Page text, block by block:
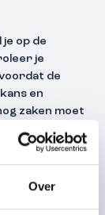
Over
op de
je
de
en
zaken moet